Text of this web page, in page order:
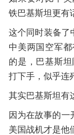
铁巴基斯坦更有
这个同时装备了
中美两国空军
的是，巴基斯
打下手，似乎连
其实巴基斯坦有
因为在故事的一
美国战机才是他